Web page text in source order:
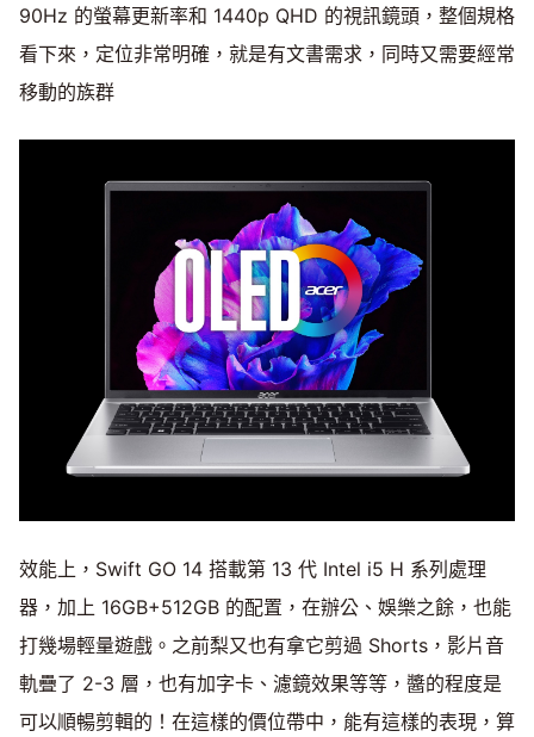
90Hz 的螢幕更新率和 1440p QHD 的視訊鏡頭，整個規格
看下來，定位非常明確，就是有文書需求，同時又需要經常
移動的族群
效能上，Swift GO 14 搭載第 13 代 Intel i5 H 系列處理
器，加上 16GB+512GB 的配置，在辦公、娛樂之餘，也能
打幾場輕量遊戲。之前梨又也有拿它剪過 Shorts，影片音
軌疊了 2-3 層，也有加字卡、濾鏡效果等等，醬的程度是
可以順暢剪輯的！在這樣的價位帶中，能有這樣的表現，算